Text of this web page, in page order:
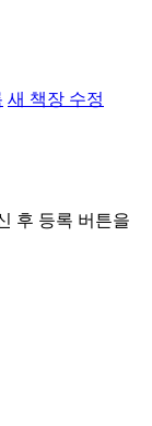
새 책장 수정
후 등록 버튼을